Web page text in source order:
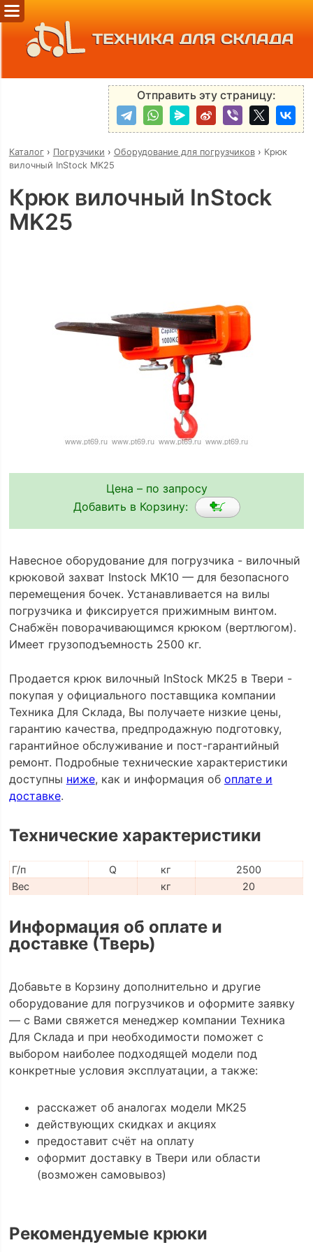
ТЕХНИКА ДЛЯ СКЛАДА
Отправить эту страницу:
Каталог› Погрузчики › Оборудование для погрузчиков› Крюк
вилочный InStock MK25
Крюк вилочный InStock
MK25
Цена – по запросу
Добавить в Корзину:
Навесное оборудование для погрузчика - вилочный
крюковой захват Instock MK10 — для безопасного
перемещения бочек. Устанавливается на вилы
погрузчика и фиксируется прижимным винтом.
Снабжён поворачивающимся крюком (вертлюгом).
Имеет грузоподъемность 2500 кг.
Продается крюк вилочный InStock MK25 в Твери -
покупая у официального поставщика компании
Техника Для Склада, Вы получаете низкие цены,
гарантию качества, предпродажную подготовку,
гарантийное обслуживание и пост-гарантийный
ремонт. Подробные технические характеристики
доступны ниже, как и информация об оплате и
доставке.
Технические характеристики
Г/п Q кг
2500
Вес
кг 20
Информация об оплате и
доставке (Тверь)
Добавьте в Корзину дополнительно и другие
оборудование для погрузчиков и оформите заявку
— с Вами свяжется менеджер компании Техника
Для Склада и при необходимости поможет с
выбором наиболее подходящей модели под
конкретные условия эксплуатации, а также:
расскажет об аналогах модели MK25
действующих скидках и акциях
предоставит счёт на оплату
оформит доставку в Твери или области
(возможен самовывоз)
Рекомендуемые крюки